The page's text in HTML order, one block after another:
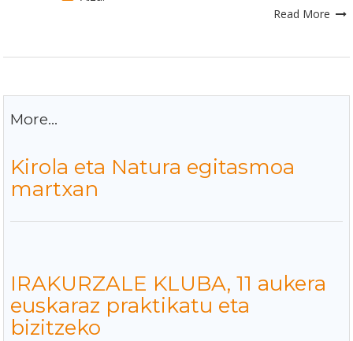
Read More
More...
Kirola eta Natura egitasmoa
martxan
IRAKURZALE KLUBA, 11 aukera
euskaraz praktikatu eta
bizitzeko